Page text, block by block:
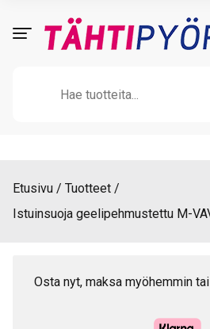
Etusivu
Tuotteet
Istuinsuoja geelipehmustettu M-
Osta nyt, maksa myöhemmin